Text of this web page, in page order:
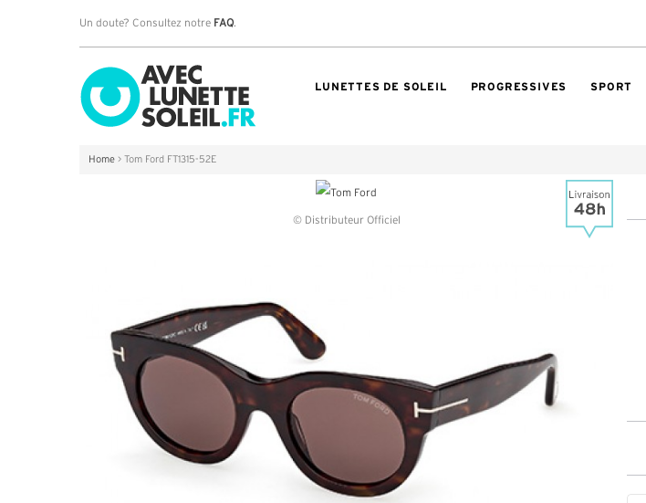
Un doute? Consultez notre FAQ.
LUNETTES DE SOLEIL PROGRESSIVES SPORT
Home > Tom Ford FT1315-52E
© Distributeur Officiel